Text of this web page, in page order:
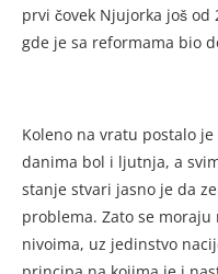
prvi čovek Njujorka još
gde je sa reformama bio
Koleno na vratu postalo
danima bol i ljutnja, a
stanje stvari jasno je da
problema. Zato se
nivoima, uz jedinstvo